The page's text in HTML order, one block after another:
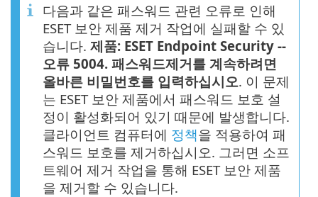
다음과 같은 패스워드 관련 오류로 인해
ESET 보안 제품 제거 작업에 실패할 수 있
습니다. 제품: ESET Endpoint Security --
오류 5004. 패스워드제거를 계속하려면
올바른 비밀번호를 입력하십시오. 이 문제
는 ESET 보안 제품에서 패스워드 보호 설
정이 활성화되어 있기 때문에 발생합니다.
클라이언트 컴퓨터에 정책을 적용하여 패
스워드 보호를 제거하십시오. 그러면 소프
트웨어 제거 작업을 통해 ESET 보안 제품
을 제거할 수 있습니다.